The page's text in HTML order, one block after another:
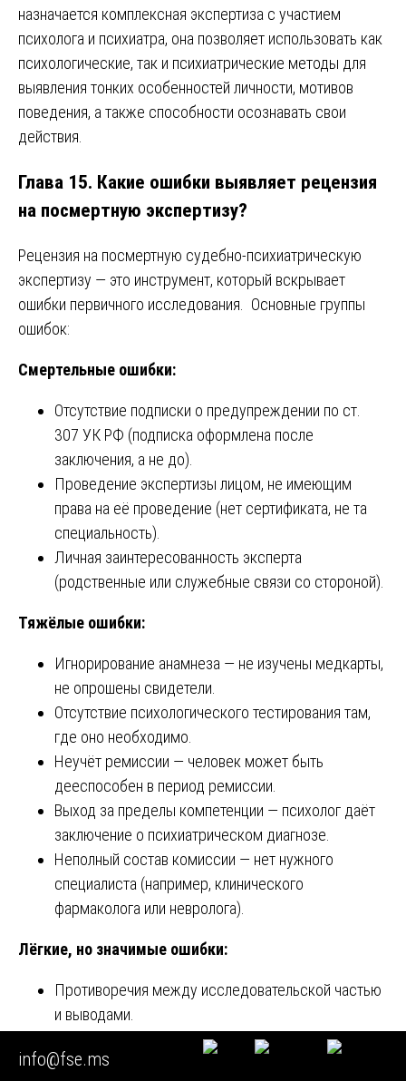
назначается комплексная экспертиза с участием
психолога и психиатра, она позволяет использовать как
психологические, так и психиатрические методы для
выявления тонких особенностей личности, мотивов
поведения, а также способности осознавать свои
действия.
Глава 15. Какие ошибки выявляет рецензия
на посмертную экспертизу?
Рецензия на посмертную судебно-психиатрическую
экспертизу — это инструмент, который вскрывает
ошибки первичного исследования. Основные группы
ошибок:
Смертельные ошибки:
Отсутствие подписки о предупреждении по ст.
307 УК РФ (подписка оформлена после
заключения, а не до).
Проведение экспертизы лицом, не имеющим
права на её проведение (нет сертификата, не та
специальность).
Личная заинтересованность эксперта
(родственные или служебные связи со стороной).
Тяжёлые ошибки:
Игнорирование анамнеза — не изучены медкарты,
не опрошены свидетели.
Отсутствие психологического тестирования там,
где оно необходимо.
Неучёт ремиссии — человек может быть
дееспособен в период ремиссии.
Выход за пределы компетенции — психолог даёт
заключение о психиатрическом диагнозе.
Неполный состав комиссии — нет нужного
специалиста (например, клинического
фармаколога или невролога).
Лёгкие, но значимые ошибки:
Противоречия между исследовательской частью
и выводами.
Отсутствие описания методик.
Игнорирование ключевых материалов дела.
info@fse.ms